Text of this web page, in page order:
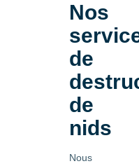
Nos
de
de
nids
Nous